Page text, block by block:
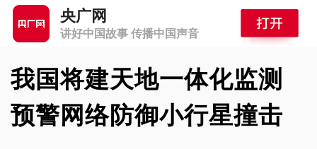
央广网
讲好中国故事 传播中国声音
我国将建天地一体化监测
预警网络防御小行星撞击